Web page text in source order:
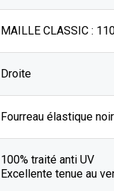
MAILLE CLASSIC :
Droite
Fourreau élastique
100% traité anti UV
Excellente tenue au